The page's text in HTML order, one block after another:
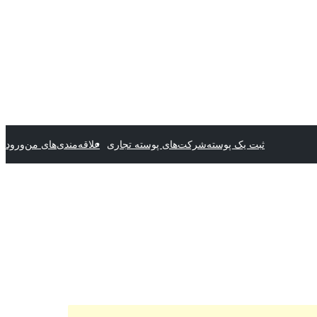
ثبت یک پوستهشرکت‌های پوسته تجاری علاقه‌مندی‌های منورود